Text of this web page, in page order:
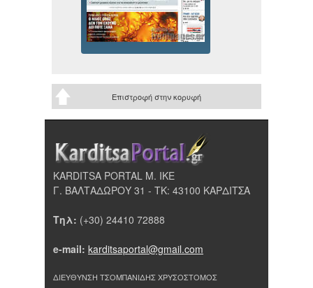
Επιστροφή στην κορυφή
KARDITSA PORTAL Μ. ΙΚΕ
Γ. ΒΑΛΤΑΔΩΡΟΥ 31 - ΤΚ: 43100 ΚΑΡΔΙΤΣΑ
Τηλ: (+30) 24410 72888
e-mail: karditsaportal@gmail.com
ΔΙΕΥΘΥΝΣΗ ΤΣΟΜΠΑΝΙΔΗΣ ΧΡΥΣΟΣΤΟΜΟΣ